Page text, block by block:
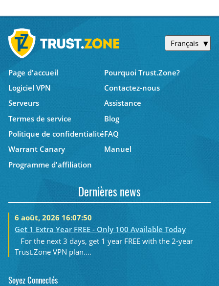
Français
Page d'accueil
Pourquoi Trust.Zone?
Logiciel VPN
Contactez-nous
Serveurs
Assistance
Termes de service
Blog
Politique de confidentialitéFAQ
Warrant Canary
Manuel
Programme d'affiliation
Dernières news
6 août, 2026 16:07:50
Get 1 Extra Year FREE - Only 100 Available Today
For the next 3 days, get 1 year FREE with the 2-year
Trust.Zone VPN plan....
Soyez Connectés